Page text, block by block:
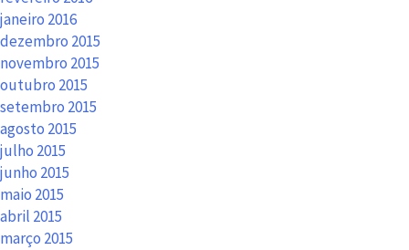
janeiro 2016
dezembro 2015
novembro 2015
outubro 2015
setembro 2015
agosto 2015
julho 2015
junho 2015
maio 2015
abril 2015
março 2015